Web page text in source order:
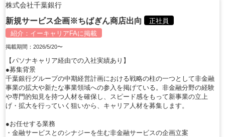
株式会社千葉銀行
新規サービス企画※ちばぎん商店出向
正社員
紹介： イーキャリアFAに掲載
掲載期間：2026/5/20〜
【パソナキャリア経由での入社実績あり】
●募集背景
千葉銀行グループの中期経営計画における戦略の柱の一つとして非金融
事業の拡大や新たな事業領域への参入を掲げている。非金融分野の経験
や専門的知見を持つ人材を確保し、スピード感をもって新事業の立上
げ・拡大を行っていく狙いから、キャリア人材を募集します。
●お任せする業務
・金融サービスとのシナジーを生む非金融サービスの企画立案